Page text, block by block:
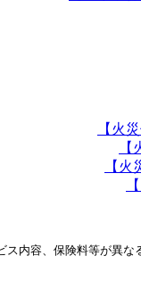
【火
【
内容、保険料等が異な